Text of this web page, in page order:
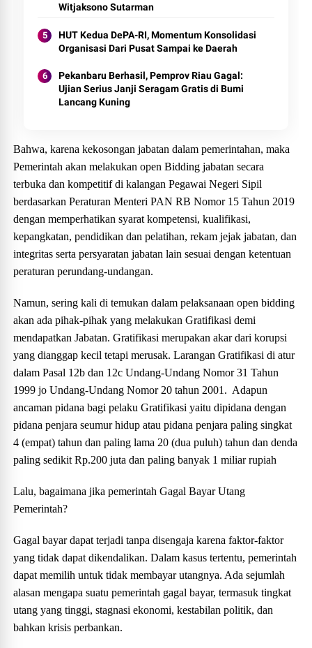
Witjaksono Sutarman
HUT Kedua DePA-RI, Momentum Konsolidasi
Organisasi Dari Pusat Sampai ke Daerah
Pekanbaru Berhasil, Pemprov Riau Gagal:
Ujian Serius Janji Seragam Gratis di Bumi
Lancang Kuning
Bahwa, karena kekosongan jabatan dalam pemerintahan, maka
Pemerintah akan melakukan open Bidding jabatan secara
terbuka dan kompetitif di kalangan Pegawai Negeri Sipil
berdasarkan Peraturan Menteri PAN RB Nomor 15 Tahun 2019
dengan memperhatikan syarat kompetensi, kualifikasi,
kepangkatan, pendidikan dan pelatihan, rekam jejak jabatan, dan
integritas serta persyaratan jabatan lain sesuai dengan ketentuan
peraturan perundang-undangan.
Namun, sering kali di temukan dalam pelaksanaan open bidding
akan ada pihak-pihak yang melakukan Gratifikasi demi
mendapatkan Jabatan. Gratifikasi merupakan akar dari korupsi
yang dianggap kecil tetapi merusak. Larangan Gratifikasi di atur
dalam Pasal 12b dan 12c Undang-Undang Nomor 31 Tahun
1999 jo Undang-Undang Nomor 20 tahun 2001. Adapun
ancaman pidana bagi pelaku Gratifikasi yaitu dipidana dengan
pidana penjara seumur hidup atau pidana penjara paling singkat
4 (empat) tahun dan paling lama 20 (dua puluh) tahun dan denda
paling sedikit Rp.200 juta dan paling banyak 1 miliar rupiah
Lalu, bagaimana jika pemerintah Gagal Bayar Utang
Pemerintah?
Gagal bayar dapat terjadi tanpa disengaja karena faktor-faktor
yang tidak dapat dikendalikan. Dalam kasus tertentu, pemerintah
dapat memilih untuk tidak membayar utangnya. Ada sejumlah
alasan mengapa suatu pemerintah gagal bayar, termasuk tingkat
utang yang tinggi, stagnasi ekonomi, kestabilan politik, dan
bahkan krisis perbankan.